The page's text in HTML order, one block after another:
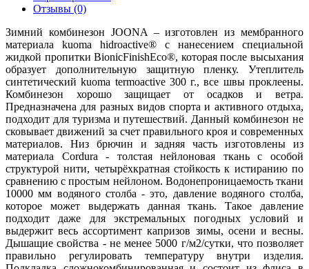
Отзывы (0)
Зимний комбинезон JOONA – изготовлен из мембранного
материала kuoma hidroactive® с нанесением специальной
жидкой пропитки BionicFinishEco®, которая после высыхания
образует дополнительную защитную пленку. Утеплитель
синтетический kuoma termoactive 300 г., все швы проклеены.
Комбинезон хорошо защищает от осадков и ветра.
Предназначена для разных видов спорта и активного отдыха,
подходит для туризма и путешествий. Данный комбинезон не
сковывает движений за счет правильного кроя и современных
материалов. Низ брючин и задняя часть изготовлены из
материала Cordurа - толстая нейлоновая ткань с особой
структурой нити, четырёхкратная стойкость к истиранию по
сравнению с простым нейлоном. Водонепроницаемость ткани
10000 мм водяного столба - это, давление водяного столба,
которое может выдержать данная ткань. Такое давление
подходит даже для экстремальных погодных условий и
выдержит весь ассортимент капризов зимы, осени и весны.
Дышащие свойства - не менее 5000 г/м2/сутки, что позволяет
правильно регулировать температуру внутри изделия.